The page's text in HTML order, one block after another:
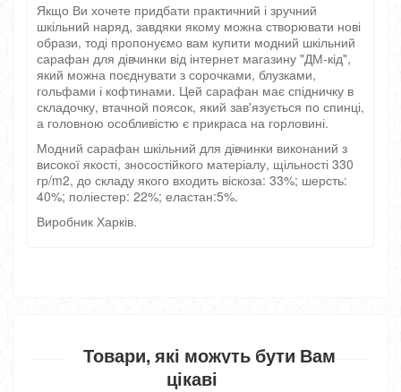
Якщо Ви хочете придбати практичний і зручний
шкільний наряд, завдяки якому можна створювати нові
образи, тоді пропонуємо вам купити модний шкільний
сарафан для дівчинки від інтернет магазину "ДМ-кід",
який можна поєднувати з сорочками, блузками,
гольфами і кофтинами. Цей сарафан має спідничку в
складочку, втачной поясок, який зав'язується по спинці,
а головною особливістю є прикраса на горловині.
Модний сарафан шкільний для дівчинки виконаний з
високої якості, зносостійкого матеріалу, щільності 330
гр/m2, до складу якого входить віскоза: 33%; шерсть:
40%; поліестер: 22%; еластан:5%.
Виробник Харків.
Товари, які можуть бути Вам
цікаві